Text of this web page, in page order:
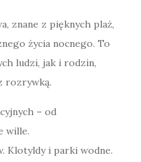
znane z pięknych plaż,
życia nocnego. To
ludzi, jak i rodzin,
rozrywką.
– od
wille.
Klotyldy i parki wodne.